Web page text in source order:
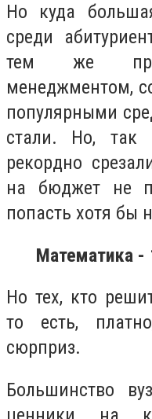
Но куда
среди
тем же
менеджментом,
популярными
стали. Но, так
рекордно
на бюджет не
попасть хотя бы
Математика -
Но тех, кто
то есть,
сюрприз.
Большинство